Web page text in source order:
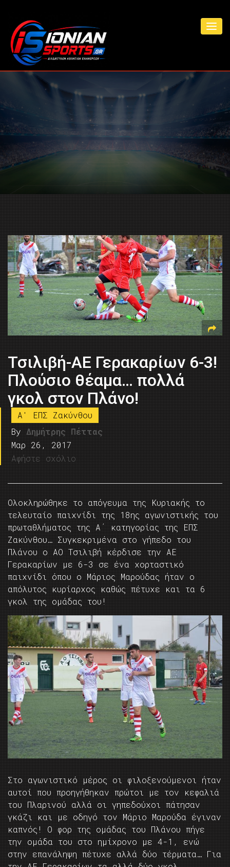
Τσιλιβή-ΑΕ Γερακαρίων 6-3!
Πλούσιο θέαμα… πολλά
γκολ στον Πλάνο!
A' ΕΠΣ Ζακύνθου
By Δημήτρης Πέττας
Μαρ 26, 2017
Αφήστε σχόλιο
Ολοκληρώθηκε το απόγευμα της Κυριακής το
τελευταίο παιχνίδι της 18ης αγωνιστικής του
πρωταθλήματος της Α΄ κατηγορίας της ΕΠΣ
Ζακύνθου… Συγκεκριμένα στο γήπεδο του
Πλάνου ο ΑΟ Τσιλιβή κέρδισε την ΑΕ
Γερακαρίων με 6-3 σε ένα χορταστικό
παιχνίδι όπου ο Μάριος Μαρούδας ήταν ο
απόλυτος κυρίαρχος καθώς πέτυχε και τα 6
γκολ της ομάδας του!
Στο αγωνιστικό μέρος οι φιλοξενούμενοι ήταν
αυτοί που προηγήθηκαν πρώτοι με τον κεφαλιά
του Πλαρινού αλλά οι γηπεδούχοι πάτησαν
γκάζι και με οδηγό τον Μάριο Μαρούδα έγιναν
καπνός! Ο φορ της ομάδας του Πλάνου πήγε
την ομάδα του στο ημίχρονο με 4-1, ενώ
στην επανάληψη πέτυχε αλλά δύο τέρματα… Για